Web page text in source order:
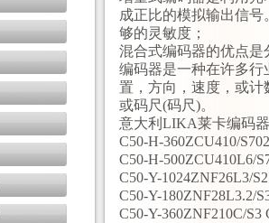
成正比的模拟输出信
够的灵敏度；
混合式编码器的优点
编码器是一种在许多
置，方向，速度，或
或码尺(码尺)。
意大利LIKA莱卡编码
C50-H-360ZCU410/
C50-H-500ZCU410L6/
C50-Y-1024ZNF26L3/
C50-Y-180ZNF28L3.2/
C50-Y-360ZNF210C/S3